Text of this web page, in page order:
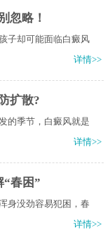
忽略！
子却可能面临白癜风
详情>>
扩散?
的季节，白癜风就是
详情>>
“春困”
身没劲容易犯困，春
详情>>